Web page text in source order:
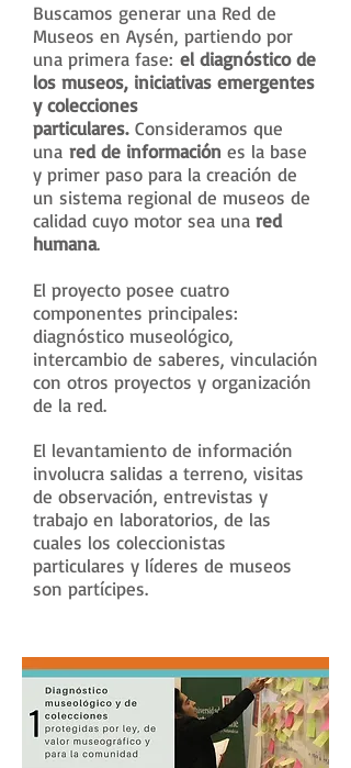
Buscamos generar una Red de
Museos en Aysén, partiendo por
una primera fase: el diagnóstico de
los museos, iniciativas emergentes
y colecciones
particulares.Consideramos que
una red de información es la base
y primer paso para la creación de
un sistema regional de museos de
calidad cuyo motor sea una red
humana.
El proyecto posee cuatro
componentes principales:
diagnóstico museológico,
intercambio de saberes, vinculación
con otros proyectos y organización
de la red.
El levantamiento de información
involucra salidas a terreno, visitas
de observación, entrevistas y
trabajo en laboratorios, de las
cuales los coleccionistas
particulares y líderes de museos
son partícipes.